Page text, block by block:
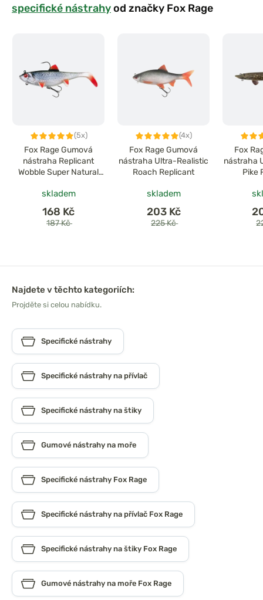
specifické nástrahyod značky Fox Rage
(5x)
Fox Rage Gumová
nástraha Replicant
Wobble Super Natural
skladem
168 Kč
187 Kč
(4x)
Fox Rage Gumová
nástraha Ultra-Realistic
Roach Replicant
skladem
203 Kč
225 Kč
Fox
nástraha
Pike
Najdete v těchto kategoriích:
Projděte si celou nabídku.
Specifické nástrahy
Specifické nástrahy na přívlač
Specifické nástrahy na štiky
Gumové nástrahy na moře
Specifické nástrahy Fox Rage
Specifické nástrahy na přívlač Fox Rage
Specifické nástrahy na štiky Fox Rage
Gumové nástrahy na moře Fox Rage